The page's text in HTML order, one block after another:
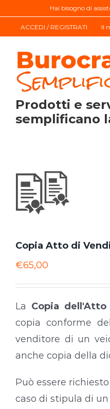
Hai bisogno di
ACCEDI / REGISTRATI Il
Prodotti e
semplificano
Copia Atto di
€65,00
La Copia
copia conforme
venditore di un
anche copia della
Può essere
caso di stipula di